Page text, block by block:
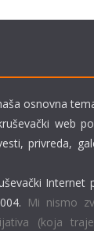
osnovna
web
privreda,
Internet
Mi nismo
(koja